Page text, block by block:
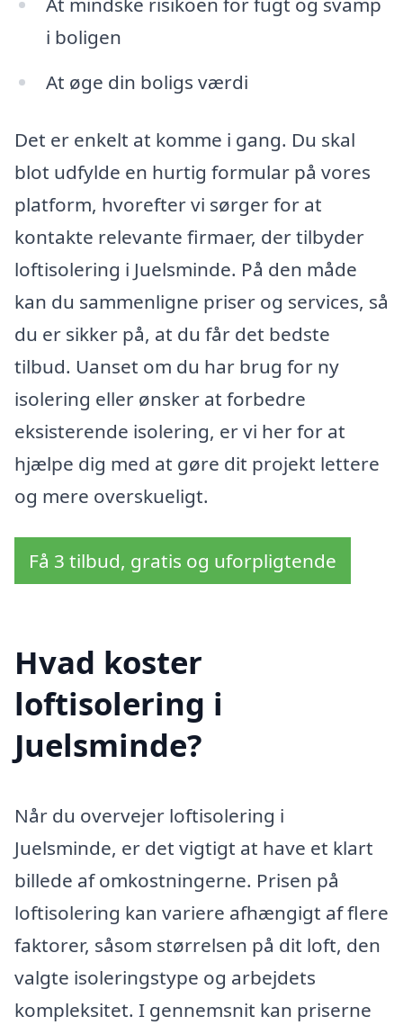
i boligen
At øge din boligs værdi
Det er enkelt at komme i gang. Du skal
blot udfylde en hurtig formular på vores
platform, hvorefter vi sørger for at
kontakte relevante firmaer, der tilbyder
loftisolering i Juelsminde. På den måde
kan du sammenligne priser og services, så
du er sikker på, at du får det bedste
tilbud. Uanset om du har brug for ny
isolering eller ønsker at forbedre
eksisterende isolering, er vi her for at
hjælpe dig med at gøre dit projekt lettere
og mere overskueligt.
Få 3 tilbud, gratis og uforpligtende
Hvad koster
loftisolering i
Juelsminde?
Når du overvejer loftisolering i
Juelsminde, er det vigtigt at have et klart
billede af omkostningerne. Prisen på
loftisolering kan variere afhængigt af flere
faktorer, såsom størrelsen på dit loft, den
valgte isoleringstype og arbejdets
kompleksitet. I gennemsnit kan priserne